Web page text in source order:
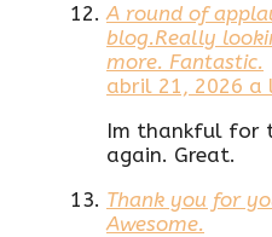
A round of
blog.Really
more. Fantastic.
abril 21, 2026 a
Im thankful for
again. Great.
Thank you for
Awesome.